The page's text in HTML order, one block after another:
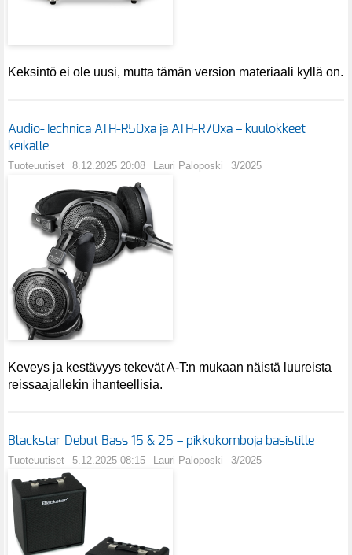
Keksintö ei ole uusi, mutta tämän version materiaali kyllä on.
Audio-Technica ATH-R50xa ja ATH-R70xa – kuulokkeet
keikalle
Tuoteuutiset 8.12.2025 20:08 Lauri Paloposki 3/2025
Keveys ja kestävyys tekevät A-T:n mukaan näistä luureista
reissaajallekin ihanteellisia.
Blackstar Debut Bass 15 & 25 – pikkukomboja basistille
Tuoteuutiset 5.12.2025 08:15 Lauri Paloposki 3/2025